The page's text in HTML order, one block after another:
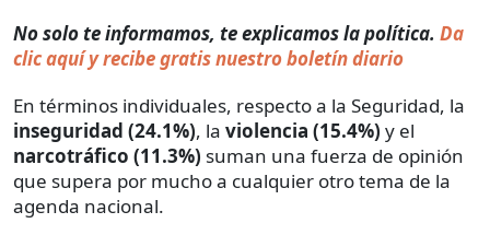
No solo te informamos, te explicamos la política. Da
clic aquí y recibe gratis nuestro boletín diario
En términos individuales, respecto a la Seguridad, la
inseguridad (24.1%), la violencia (15.4%) y el
narcotráfico (11.3%) suman una fuerza de opinión
que supera por mucho a cualquier otro tema de la
agenda nacional.